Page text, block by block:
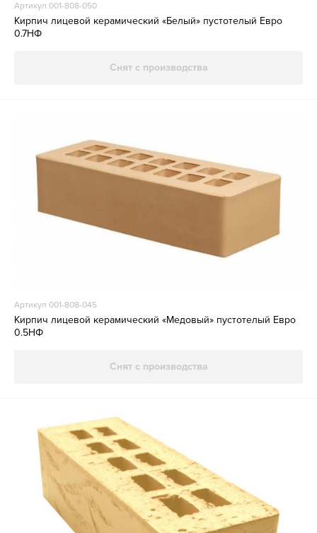
Артикул 001-808-050
Кирпич лицевой керамический «Белый» пустотелый Евро
0.7НФ
Снят с производства
Артикул 001-808-045
Кирпич лицевой керамический «Медовый» пустотелый Евро
0.5НФ
Снят с производства